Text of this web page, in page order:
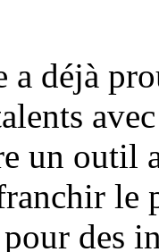
a déjà
un outil
le
des